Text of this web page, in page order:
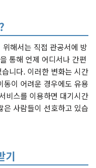
해서는 직접 관공서에 방
통해 언제 어디서나 간편
니다. 이러한 변화는 시간
동이 어려운 경우에도 유용
비스를 이용하면 대기시간
은 사람들이 선호하고 있습
기